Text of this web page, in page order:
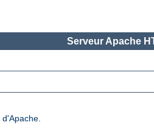
Serveur Apache
d'Apache.